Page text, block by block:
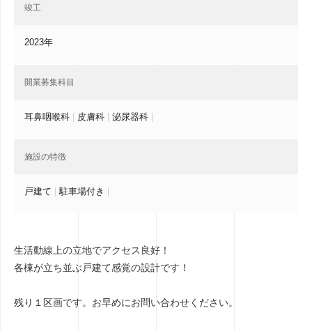
竣工
2023年
開業募集科目
耳鼻咽喉科 皮膚科 泌尿器科
施設の特徴
戸建て 駐車場付き
生活動線上の立地でアクセス良好！
各棟が立ち並ぶ戸建て感覚の設計です！
残り１区画です。お早めにお問い合わせください。